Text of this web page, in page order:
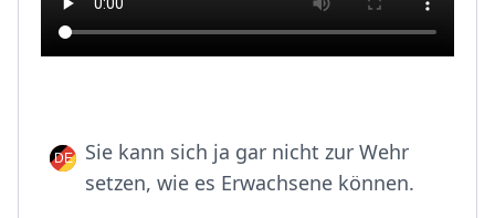
Sie kann sich ja gar nicht zur Wehr
setzen, wie es Erwachsene können.